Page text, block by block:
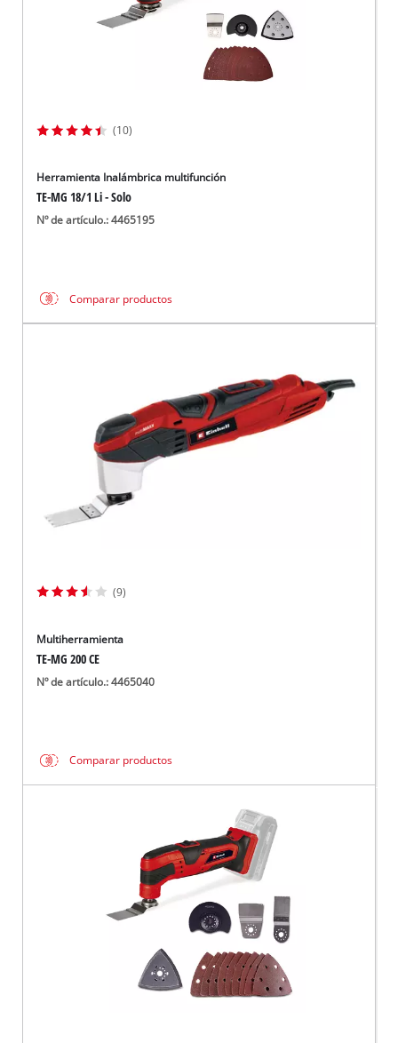
(10)
Herramienta Inalámbrica multifunción
TE-MG 18/1 Li - Solo
Nº de artículo.: 4465195
Comparar productos
(9)
Multiherramienta
TE-MG 200 CE
Nº de artículo.: 4465040
Comparar productos